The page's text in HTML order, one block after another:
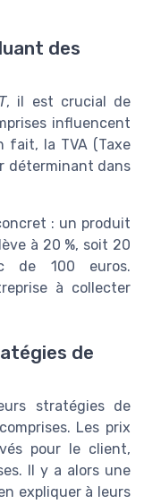
des
, il est crucial de
influencent
fait, la TVA (Taxe
déterminant dans
: un produit
à 20 %, soit 20
de 100 euros.
à collecter
de
stratégies de
Les prix
pour le client,
Il y a alors une
expliquer à leurs